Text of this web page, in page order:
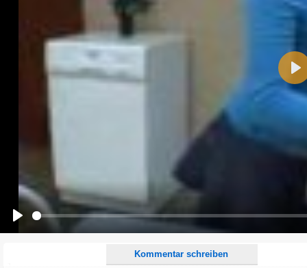
Kommentar schreiben
URLs werden automatisch umgewandelt. Bitte verwende "www." oder "http://" in URLs
Ich möchte eine E-Mail, wenn zu meinem Kommentar Antworten erscheinen.
Ich möchte eine E-Mail, wenn auf dieser Seite weitere Kommentare erscheinen.